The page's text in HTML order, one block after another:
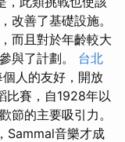
改善了基礎設施。
而且對於年齡較大
與了計劃。 台北
人的友好，開放
比賽，自1928年以
節的主要吸引力。
Sammal音樂才成